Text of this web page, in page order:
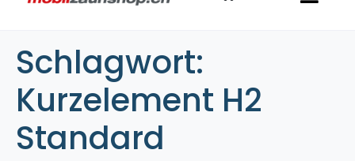
Schlagwort:
Kurzelement H2
Standard